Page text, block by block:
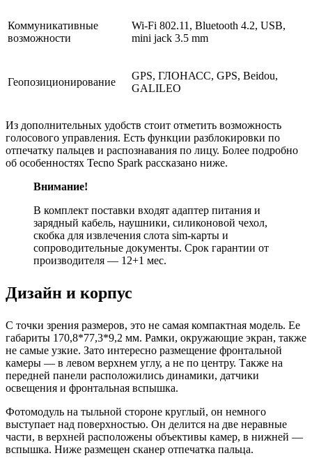
Коммуникативные
возможности
Wi-Fi 802.11, Bluetooth 4.2, USB,
mini jack 3.5 mm
Геопозиционирование
GPS, ГЛОНАСС, GPS, Beidou,
GALILEO
Из дополнительных удобств стоит отметить возможность
голосового управления. Есть функции разблокировки по
отпечатку пальцев и распознавания по лицу. Более подробно
об особенностях Tecno Spark рассказано ниже.
Внимание!
В комплект поставки входят адаптер питания и
зарядный кабель, наушники, силиконовой чехол,
скобка для извлечения слота sim-карты и
сопроводительные документы. Срок гарантии от
производителя — 12+1 мес.
Дизайн и корпус
С точки зрения размеров, это не самая компактная модель. Ее
габариты 170,8*77,3*9,2 мм. Рамки, окружающие экран, также
не самые узкие. Зато интересно размещение фронтальной
камеры — в левом верхнем углу, а не по центру. Также на
передней панели расположились динамики, датчики
освещения и фронтальная вспышка.
Фотомодуль на тыльной стороне круглый, он немного
выступает над поверхностью. Он делится на две неравные
части, в верхней расположены объективы камер, в нижней —
вспышка. Ниже размещен сканер отпечатка пальца.